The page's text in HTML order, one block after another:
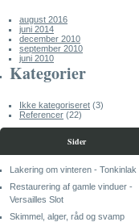
august 2016
juni 2014
december 2010
september 2010
juni 2010
Kategorier
Ikke kategoriseret (3)
Referencer (22)
Sider
Lakering om vinteren - Tonkinlak
Restaurering af gamle vinduer -
Versailles Slot
Skimmel, alger, råd og svamp